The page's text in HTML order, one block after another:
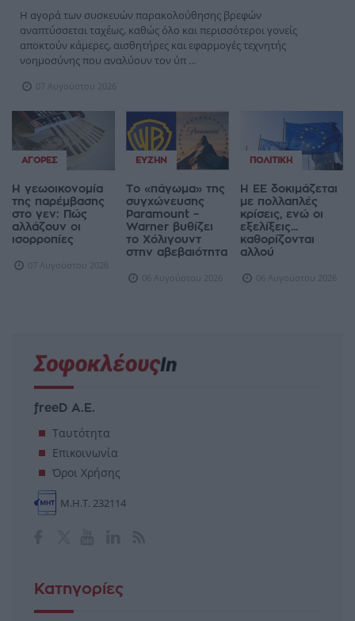
Η αγορά των συσκευών παρακολούθησης βρεφών
αναπτύσσεται ταχέως, καθώς όλο και περισσότεροι γονείς
αποκτούν κάμερες, αισθητήρες και εφαρμογές τεχνητής
νοημοσύνης που αναλύουν τον ύπ ...
07 Αυγούστου 2026
ΑΓΟΡΈΣ
Η γεωοικονομία
της παρέμβασης
στο γεν: Πώς
αλλάζουν οι
ισορροπίες
07 Αυγούστου 2026
ΕΥΖΗΝ
Το «πάγωμα» της
συγχώνευσης
Paramount –
Warner βυθίζει
το Χόλιγουντ
στην αβεβαιότητα
06 Αυγούστου 2026
ΠΟΛΙΤΙΚΉ
Η ΕΕ δοκιμάζεται
με πολλαπλές
κρίσεις, ενώ οι
εξελίξεις...
καθορίζονται
αλλού
06 Αυγούστου 2026
freeD Α.Ε.
Ταυτότητα
Επικοινωνία
Όροι Χρήσης
Μ.Η.Τ. 232114
Κατηγορίες